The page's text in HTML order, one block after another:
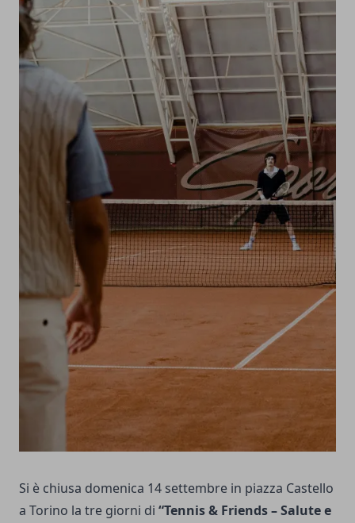
Si è chiusa domenica 14 settembre in piazza Castello
a Torino la tre giorni di “Tennis & Friends – Salute e